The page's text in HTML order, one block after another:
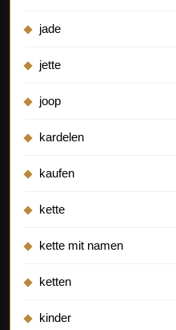
jade
jette
joop
kardelen
kaufen
kette
kette mit namen
ketten
kinder